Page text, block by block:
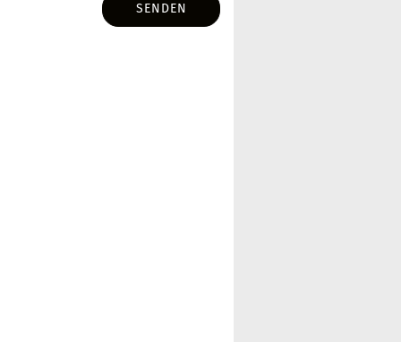
SENDEN